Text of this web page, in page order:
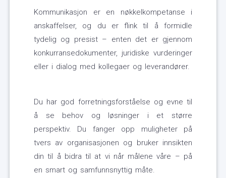
Kommunikasjon er en nøkkelkompetanse i
anskaffelser, og du er flink til å formidle
tydelig og presist – enten det er gjennom
konkurransedokumenter, juridiske vurderinger
eller i dialog med kollegaer og leverandører.
Du har god forretningsforståelse og evne til
å se behov og løsninger i et større
perspektiv. Du fanger opp muligheter på
tvers av organisasjonen og bruker innsikten
din til å bidra til at vi når målene våre – på
en smart og samfunnsnyttig måte.